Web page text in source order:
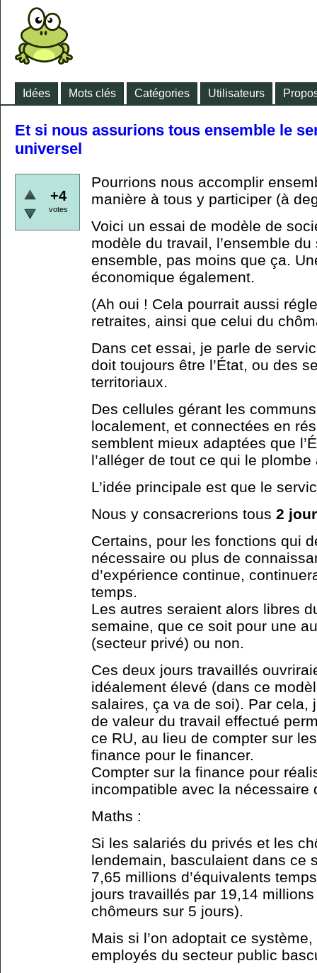
Idées Mots clés Catégories Utilisateurs
Et si nous assurions tous ensemble le
universel
+4
votes
Pourrions nous accomplir
manière à tous y participer (à
Voici un essai de modèle de
modèle du travail, l’ensemble
ensemble, pas moins que ça.
économique également.
(Ah oui ! Cela pourrait aussi
retraites, ainsi que celui du
Dans cet essai, je parle de
doit toujours être l’État, ou des
territoriaux.
Des cellules gérant les
localement, et connectées en
semblent mieux adaptées que
l’alléger de tout ce qui le
L’idée principale est que le
Nous y consacrerions tous 2
Certains, pour les fonctions qui
nécessaire ou plus de
d’expérience continue,
temps.
Les autres seraient alors libres
semaine, que ce soit pour une
(secteur privé) ou non.
Ces deux jours travaillés
idéalement élevé (dans ce
salaires, ça va de soi). Par cela,
de valeur du travail effectué
ce RU, au lieu de compter sur
finance pour le financer.
Compter sur la finance pour
incompatible avec la nécessaire
Maths :
Si les salariés du privés et les
lendemain, basculaient dans ce
7,65 millions d’équivalents
jours travaillés par 19,14
chômeurs sur 5 jours).
Mais si l’on adoptait ce
employés du secteur public